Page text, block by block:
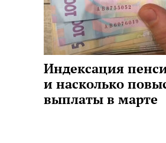
Индексация
и насколько
выплаты в марте